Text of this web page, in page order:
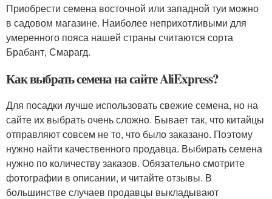
Приобрести семена восточной или западной туи можно
в садовом магазине. Наиболее неприхотливыми для
умеренного пояса нашей страны считаются сорта
Брабант, Смарагд.
Как выбрать семена на сайте AliExpress?
Для посадки лучше использовать свежие семена, но на
сайте их выбрать очень сложно. Бывает так, что китайцы
отправляют совсем не то, что было заказано. Поэтому
нужно найти качественного продавца. Выбирать семена
нужно по количеству заказов. Обязательно смотрите
фотографии в описании, и читайте отзывы. В
большинстве случаев продавцы выкладывают